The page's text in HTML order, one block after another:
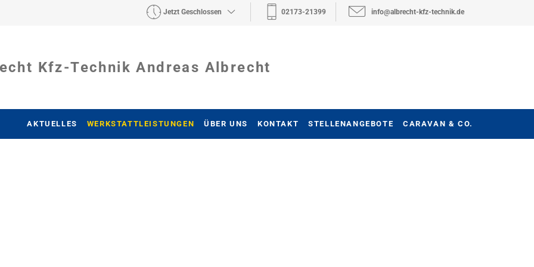
Jetzt Geschlossen 02173-21399 info@albrecht-kfz-technik.de
Kfz-Technik Andreas Albrecht
AKTUELLES WERKSTATTLEISTUNGEN ÜBER UNS KONTAKT STELLENANGEBOTE CARAVAN & CO.